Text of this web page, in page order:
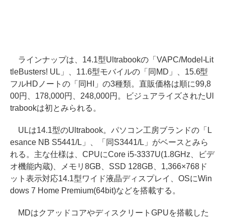
ラインナップは、14.1型Ultrabookの「VAPC/Model-Lit
tleBusters! UL」、11.6型モバイルの「同MD」、15.6型
フルHDノートの「同HI」の3種類。直販価格は順に99,8
00円、178,000円、248,000円。ビジュアライズされたUl
trabookは初とみられる。
ULは14.1型のUltrabook。パソコン工房ブランドの「L
esance NB S5441/L」、「同S3441/L」がベースとみら
れる。主な仕様は、CPUにCore i5-3337U(1.8GHz、ビデ
オ機能内蔵)、メモリ8GB、SSD 128GB、1,366×768ド
ット表示対応14.1型ワイド液晶ディスプレイ、OSにWin
dows 7 Home Premium(64bit)などを搭載する。
MDはクアッドコアやディスクリートGPUを搭載した